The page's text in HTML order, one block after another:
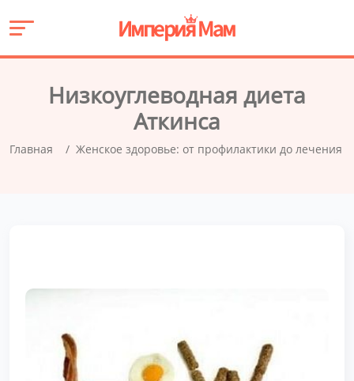
Низкоуглеводная диета
Аткинса
Главная Женское здоровье: от профилактики до лечения